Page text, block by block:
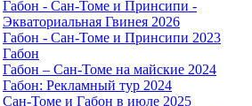
Габон - Сан-Томе и Принсипи -
Экваториальная Гвинея 2026
Габон - Сан-Томе и Принсипи 2023
Габон
Габон – Сан-Томе на майские 2024
Габон: Рекламный тур 2024
Сан-Томе и Габон в июле 2025